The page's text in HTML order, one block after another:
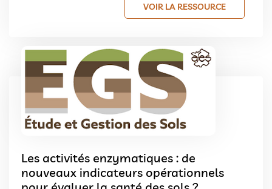
VOIR LA RESSOURCE
Les activités enzymatiques : de
nouveaux indicateurs opérationnels